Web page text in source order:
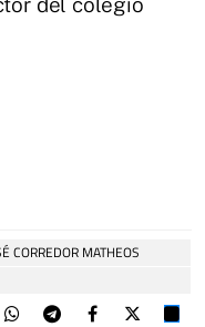
CORREDOR MATHEOS